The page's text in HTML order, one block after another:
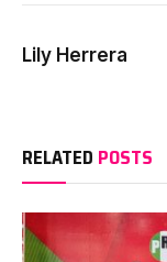
Lily Herrera
RELATED POSTS